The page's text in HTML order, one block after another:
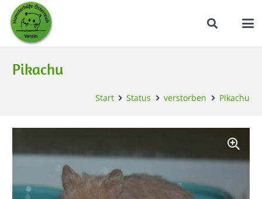
Pikachu
Start Status verstorben Pikachu